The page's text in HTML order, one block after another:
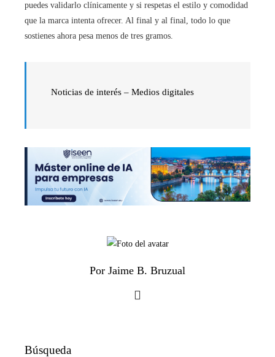
puedes validarlo clínicamente y si respetas el estilo y comodidad
que la marca intenta ofrecer. Al final y al final, todo lo que
sostienes ahora pesa menos de tres gramos.
Noticias de interés – Medios digitales
Por Jaime B. Bruzual
Búsqueda